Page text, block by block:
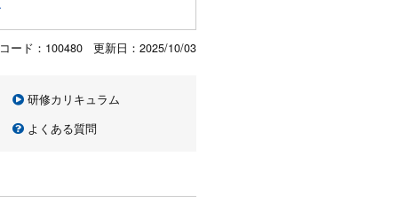
ード：100480 更新日： 2025/10/03
研修カリキュラム
よくある質問